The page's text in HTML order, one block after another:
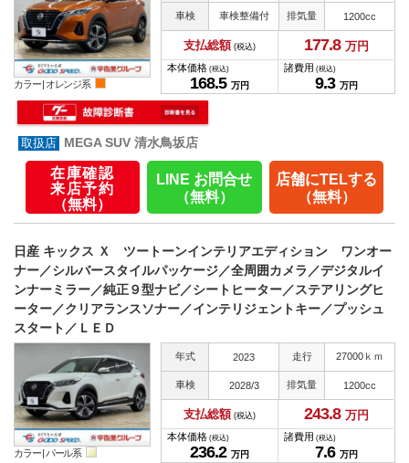
カラー | オレンジ系
車検 車検整備付 排気量 1200cc
支払総額 (税込) 177.8 万円
本体価格 (税込)
168.5 万円
諸費用 (税込)
9.3 万円
MEGA SUV 清水鳥坂店
在庫確認
来店予約
（無料）
LINE お問合せ
（無料）
店舗にTELする
（無料）
日産 キックス Ｘ ツートーンインテリアエディション ワンオー
ナー／シルバースタイルパッケージ／全周囲カメラ／デジタルイ
ンナーミラー／純正９型ナビ／シートヒーター／ステアリングヒ
ーター／クリアランスソナー／インテリジェントキー／プッシュ
スタート／ＬＥＤ
カラー | パール系
年式 2023 走行 27000ｋｍ
車検 2028/3 排気量 1200cc
支払総額 (税込) 243.8 万円
本体価格 (税込)
236.2 万円
諸費用 (税込)
7.6 万円